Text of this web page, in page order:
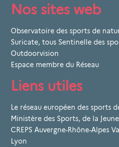
Nos sites web
Observatoire des sports de
Suricate, tous Sentinelle des
Outdoorvision
Espace membre du Réseau
Liens utiles
Le réseau européen des sports
Ministère des Sports, de la
CREPS Auvergne-Rhône-Alpes
Lyon